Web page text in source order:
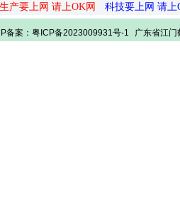
生产要上网 请上OK网 科技要上网 请上
备案：粤ICP备2023009931号-1 广东省江